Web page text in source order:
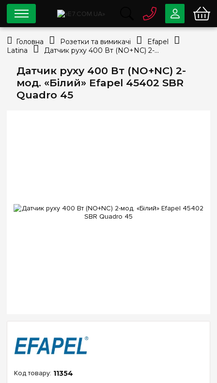
Датчик руху 400 Вт (NO+NC) 2-
мод. «Білий» Efapel 45402 SBR
Quadro 45
11354
0 80033-63-07
Безкоштовно
info@e7.com.ua
044334-79-78
Viber Telegram
Головна Розетки та вимикачі
Efapel
Latina
Датчик руху 400 Вт (NO+NC) 2-мод. «Білий» Efapel 45402 SBR Quadro 45